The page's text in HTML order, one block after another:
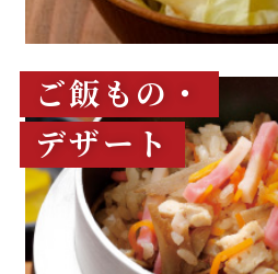
ご飯もの・
デザート